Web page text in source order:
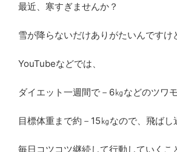
最近、寒すぎませんか？
雪が降らないだけありがたいんですけ
YouTubeなどでは、
ダイエット一週間で－6㎏などのツワ
目標体重まで約－15㎏なので、飛ば
毎日コツコツ継続して行動していくこ